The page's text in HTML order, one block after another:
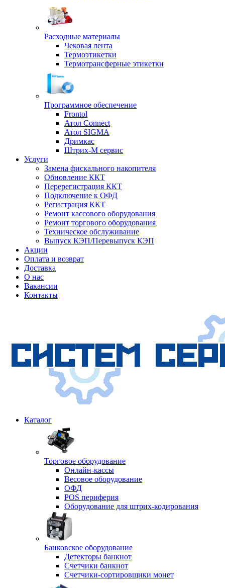
Расходные материалы
Чековая лента
Термоэтикетки
Термотрансферные этикетки
Программное обеспечение
Frontol
Атол Connect
Атол SIGMA
Дримкас
Штрих-М сервис
Услуги
Замена фискального накопителя
Обновление ККТ
Перерегистрация ККТ
Подключение к ОФД
Регистрация ККТ
Ремонт кассового оборудования
Ремонт торгового оборудования
Техническое обслуживание
Выпуск КЭП/Перевыпуск КЭП
Акции
Оплата и возврат
Доставка
О нас
Вакансии
Контакты
Каталог
Торговое оборудование
Онлайн-кассы
Весовое оборудование
ОФД
POS периферия
Оборудование для штрих-кодирования
Банковское оборудование
Детекторы банкнот
Счетчики банкнот
Счетчики-сортировщики монет